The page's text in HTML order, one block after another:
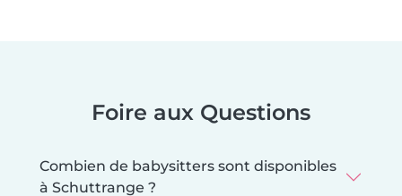
Foire aux Questions
Combien de babysitters sont disponibles
à Schuttrange ?